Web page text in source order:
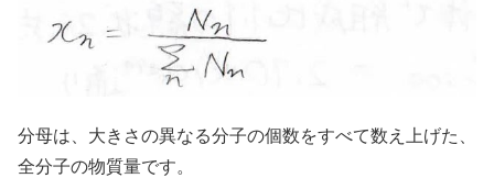
分母は、大きさの異なる分子の個数をすべて数え上げた、
全分子の物質量です。